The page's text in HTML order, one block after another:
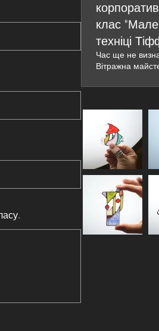
клас
техніці
Час ще не
Вітражна